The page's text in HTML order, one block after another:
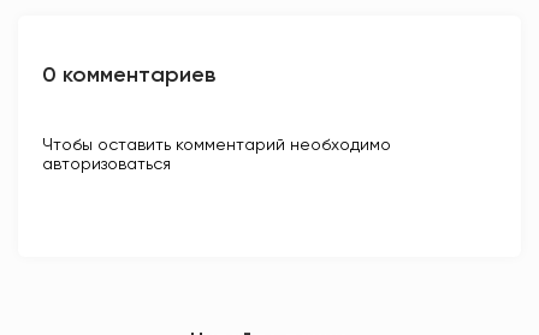
0 комментариев
Чтобы оставить комментарий необходимо
авторизоваться